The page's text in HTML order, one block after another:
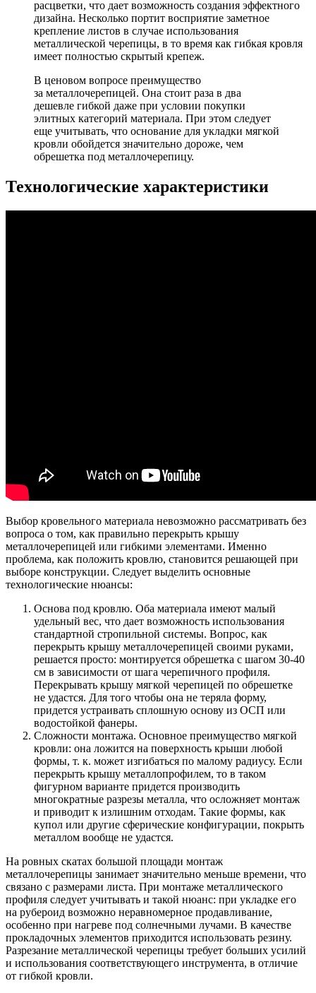
расцветки, что дает возможность создания эффектного
дизайна. Несколько портит восприятие заметное
крепление листов в случае использования
металлической черепицы, в то время как гибкая кровля
имеет полностью скрытый крепеж.
В ценовом вопросе преимущество
за металлочерепицей. Она стоит раза в два
дешевле гибкой даже при условии покупки
элитных категорий материала. При этом следует
еще учитывать, что основание для укладки мягкой
кровли обойдется значительно дороже, чем
обрешетка под металлочерепицу.
Технологические характеристики
Выбор кровельного материала невозможно рассматривать без
вопроса о том, как правильно перекрыть крышу
металлочерепицей или гибкими элементами. Именно
проблема, как положить кровлю, становится решающей при
выборе конструкции. Следует выделить основные
технологические нюансы:
Основа под кровлю. Оба материала имеют малый
удельный вес, что дает возможность использования
стандартной стропильной системы. Вопрос, как
перекрыть крышу металлочерепицей своими руками,
решается просто: монтируется обрешетка с шагом 30-40
см в зависимости от шага черепичного профиля.
Перекрывать крышу мягкой черепицей по обрешетке
не удастся. Для того чтобы она не теряла форму,
придется устраивать сплошную основу из ОСП или
водостойкой фанеры.
Сложности монтажа. Основное преимущество мягкой
кровли: она ложится на поверхность крыши любой
формы, т. к. может изгибаться по малому радиусу. Если
перекрыть крышу металлопрофилем, то в таком
фигурном варианте придется производить
многократные разрезы металла, что осложняет монтаж
и приводит к излишним отходам. Такие формы, как
купол или другие сферические конфигурации, покрыть
металлом вообще не удастся.
На ровных скатах большой площади монтаж
металлочерепицы занимает значительно меньше времени, что
связано с размерами листа. При монтаже металлического
профиля следует учитывать и такой нюанс: при укладке его
на рубероид возможно неравномерное продавливание,
особенно при нагреве под солнечными лучами. В качестве
прокладочных элементов приходится использовать резину.
Разрезание металлической черепицы требует больших усилий
и использования соответствующего инструмента, в отличие
от гибкой кровли.